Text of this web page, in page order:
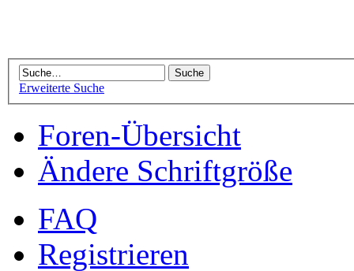
Erweiterte Suche
Foren-Übersicht
Ändere Schriftgröße
FAQ
Registrieren